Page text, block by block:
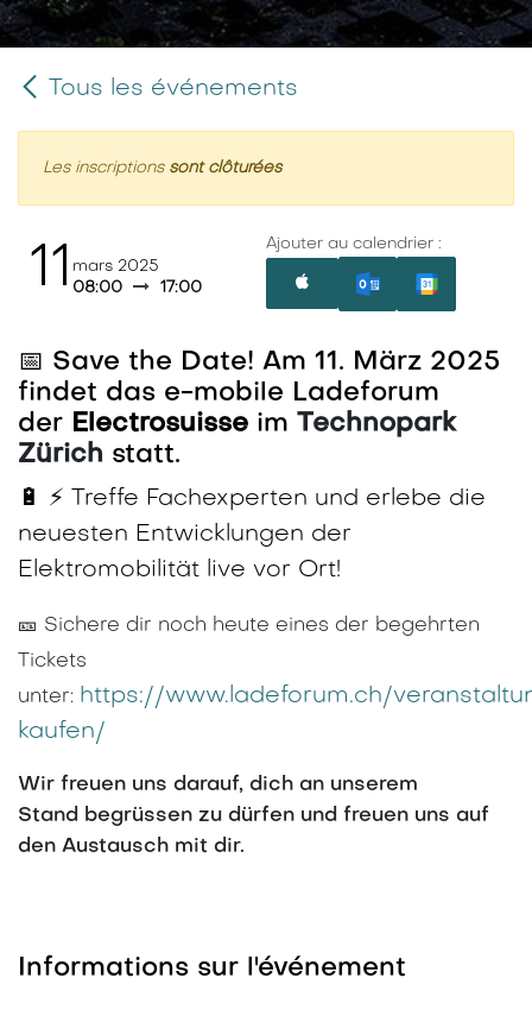
Tous les événements
Les inscriptions sont clôturées
11 mars 2025
08:00
17:00
Ajouter au calendrier :
📅 Save the Date! Am 11. März 2025
findet das e-mobile Ladeforum
der Electrosuisse im
Technopark
Zürich statt.
🔋 ⚡ Treffe Fachexperten und erlebe die
neuesten Entwicklungen der
Elektromobilität live vor Ort!
🎫 Sichere dir noch heute eines der begehrten
Tickets
unter: https://www.ladeforum.ch/
kaufen/
Wir freuen uns darauf, dich an unserem
Stand begrüssen zu dürfen und freuen uns auf
den Austausch mit dir.
Informations sur l'événement